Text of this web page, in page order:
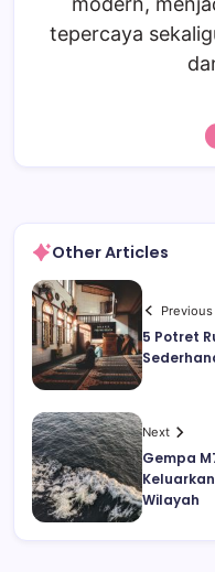
tepercaya
Other Articles
Previous
5 Potret
Next
Gempa
Wilayah